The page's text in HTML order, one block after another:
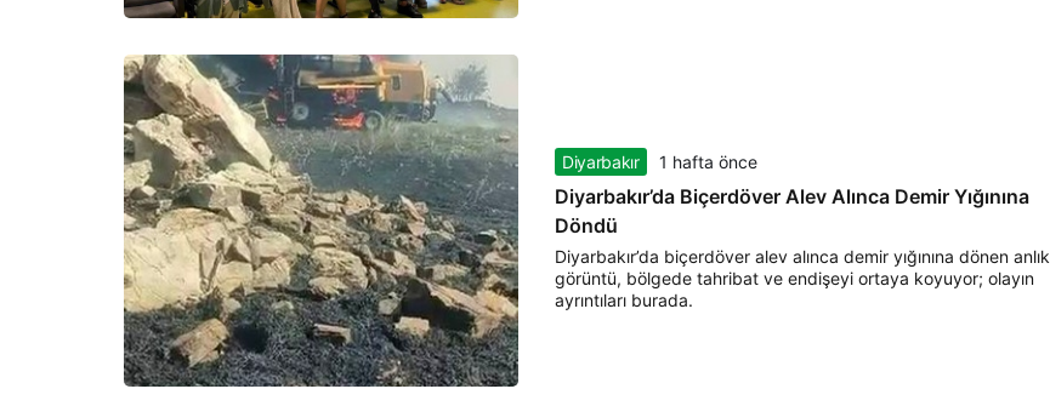
Diyarbakır 1 hafta önce
Diyarbakır’da Biçerdöver Alev Alınca Demir Yığınına
Döndü
Diyarbakır’da biçerdöver alev alınca demir yığınına dönen anlık
görüntü, bölgede tahribat ve endişeyi ortaya koyuyor; olayın
ayrıntıları burada.